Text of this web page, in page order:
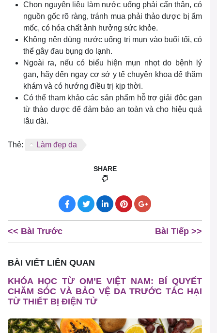
Chọn nguyên liệu làm nước uống phải cẩn thận, có
nguồn gốc rõ ràng, tránh mua phải thảo dược bị ẩm
mốc, có hóa chất ảnh hưởng sức khỏe.
Không nên dùng nước uống trị mụn vào buổi tối, có
thể gây đau bụng do lạnh.
Ngoài ra, nếu có biểu hiện mụn nhọt do bệnh lý
gan, hãy đến ngay cơ sở y tế chuyên khoa để thăm
khám và có hướng điều trị kịp thời.
Có thể tham khảo các sản phẩm hỗ trợ giải độc gan
từ thảo dược để đảm bảo an toàn và cho hiệu quả
lâu dài.
Thẻ: Làm đẹp da
SHARE
<< Bài Trước Bài Tiếp >>
BÀI VIẾT LIÊN QUAN
KHÓA HỌC TỪ OM’E VIỆT NAM: BÍ QUYẾT
CHĂM SÓC VÀ BẢO VỆ DA TRƯỚC TÁC HẠI
TỪ THIẾT BỊ ĐIỆN TỬ